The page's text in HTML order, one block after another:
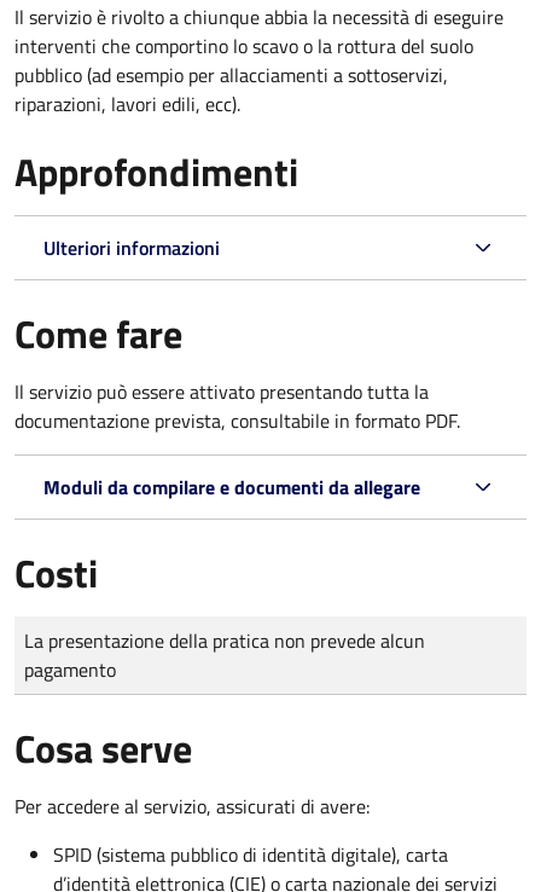
Il servizio è rivolto a chiunque abbia la necessità di eseguire
interventi che comportino lo scavo o la rottura del suolo
pubblico (ad esempio per allacciamenti a sottoservizi,
riparazioni, lavori edili, ecc).
Approfondimenti
Ulteriori informazioni
Come fare
Il servizio può essere attivato presentando tutta la
documentazione prevista, consultabile in formato PDF.
Moduli da compilare e documenti da allegare
Costi
Tipo di pagamento
Importo
La presentazione della pratica non prevede alcun
pagamento
Cosa serve
Per accedere al servizio, assicurati di avere:
SPID (sistema pubblico di identità digitale), carta
d’identità elettronica (CIE) o carta nazionale dei servizi